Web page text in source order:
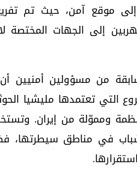
موقع آمن، حيث تم
إلى الجهات المختصة
من مسؤولين أمنيين
التي تعتمدها مليشيا
ومموّلة من إيران.
في مناطق